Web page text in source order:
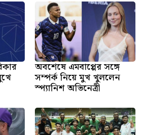
অবশেষে এমবাপ্পের সঙ্গে
সম্পর্ক নিয়ে মুখ খুললেন
স্প্যানিশ অভিনেত্রী